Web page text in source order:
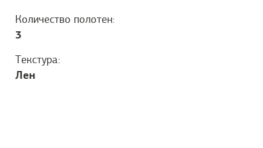
Количество полотен:
3
Текстура:
Лен